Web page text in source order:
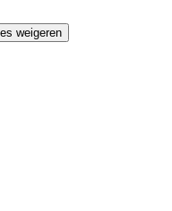
weigeren